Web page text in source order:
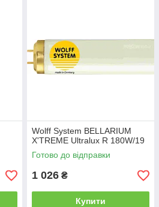
Wolff System BELLARIUM
X'TREME Ultralux R 180W/19
Готово до відправки
1 026 ₴
Купити